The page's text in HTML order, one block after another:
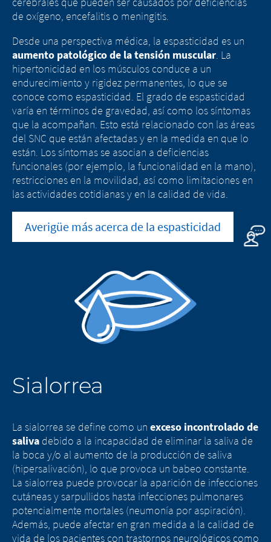
de oxígeno, encefalitis o meningitis.
Desde una perspectiva médica, la espasticidad es un
aumento patológico de la tensión muscular. La
hipertonicidad en los músculos conduce a un
endurecimiento y rigidez permanentes, lo que se
conoce como espasticidad. El grado de espasticidad
varía en términos de gravedad, así como los síntomas
que la acompañan. Esto está relacionado con las áreas
del SNC que están afectadas y en la medida en que lo
están. Los síntomas se asocian a deficiencias
funcionales (por ejemplo, la funcionalidad en la mano),
restricciones en la movilidad, así como limitaciones en
las actividades cotidianas y en la calidad de vida.
Averigüe más acerca de la espasticidad
Sialorrea
La sialorrea se define como un exceso incontrolado de
saliva debido a la incapacidad de eliminar la saliva de
la boca y/o al aumento de la producción de saliva
(hipersalivación), lo que provoca un babeo constante.
La sialorrea puede provocar la aparición de infecciones
cutáneas y sarpullidos hasta infecciones pulmonares
potencialmente mortales (neumonía por aspiración).
Además, puede afectar en gran medida a la calidad de
vida de los pacientes con trastornos neurológicos como
EXIT
CONTINUE TO URL
enlazados.
CONTINUE TOURL